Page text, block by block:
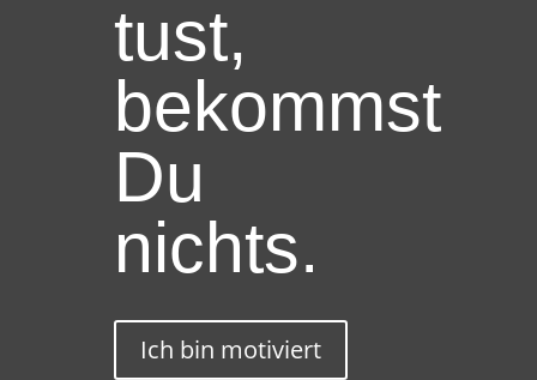
tust,
bekommst
Du
nichts.
Ich bin motiviert